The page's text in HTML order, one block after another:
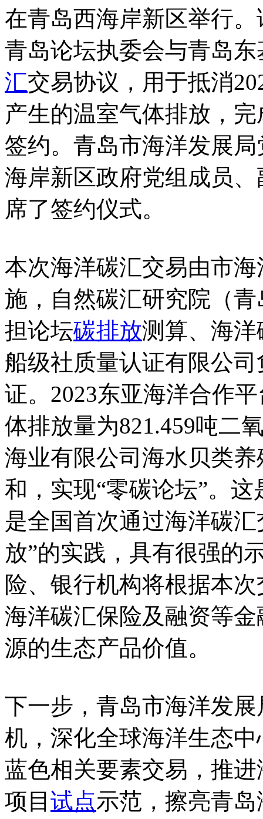
在青岛西海岸新区举行
青岛论坛执委会与青岛
汇交易协议，用于抵消
产生的温室气体排放，
签约。青岛市海洋发展
海岸新区政府党组成员
席了签约仪式。
本次海洋碳汇交易由市
施，自然碳汇研究院（
担论坛碳排放测算、海
船级社质量认证有限公
证。2023东亚海洋合作
体排放量为821.459吨二
海业有限公司海水贝类
和，实现“零碳论坛”。
是全国首次通过海洋碳
放”的实践，具有很强的
险、银行机构将根据本
海洋碳汇保险及融资等
源的生态产品价值。
下一步，青岛市海洋发
机，深化全球海洋生态
蓝色相关要素交易，推
项目 试点示范，擦亮青